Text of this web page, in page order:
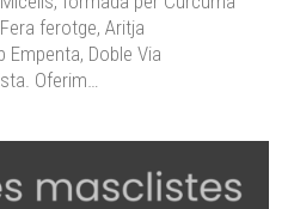
ferotge, Aritja
Empenta, Doble Via
Oferim…